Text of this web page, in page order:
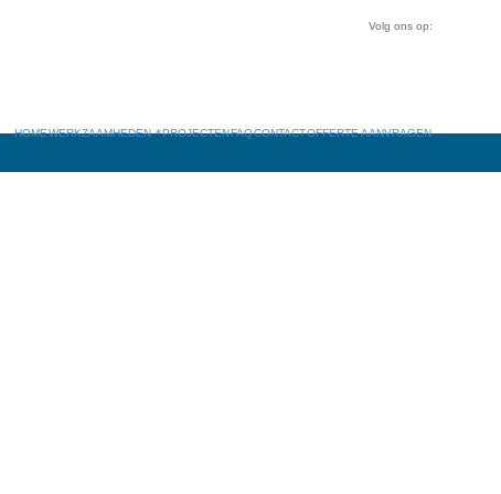
Volg ons op:
HOMEWERKZAAMHEDEN PROJECTENFAQCONTACTOFFERTE AANVRAGEN